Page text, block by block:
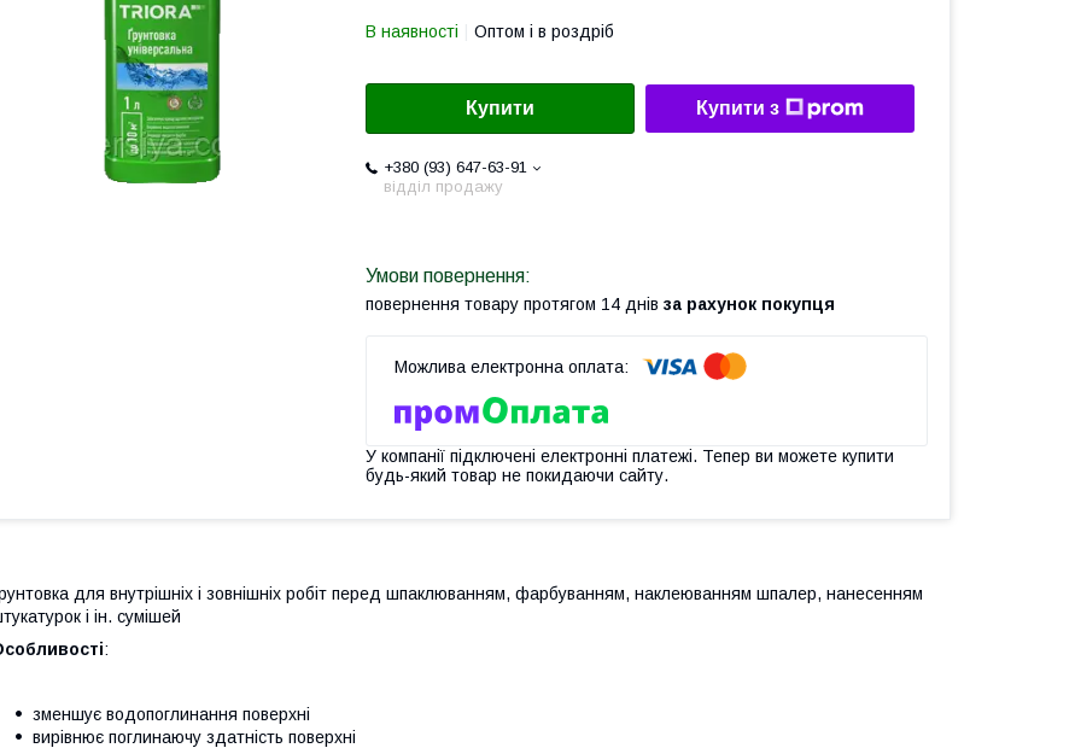
В наявності Оптом і в роздріб
Купити Купити з
+380 (93) 647-63-91
відділ продажу
повернення товару протягом 14 днів за рахунок покупця
У компанії підключені електронні платежі. Тепер ви можете купити
будь-який товар не покидаючи сайту.
для внутрішніх і зовнішніх робіт перед шпаклюванням, фарбуванням, наклеюванням шпалер, нанесенням
і ін. сумішей
:
зменшує водопоглинання поверхні
вирівнює поглинаючу здатність поверхні